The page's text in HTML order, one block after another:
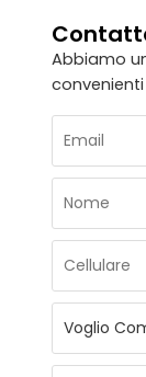
Abbiamo